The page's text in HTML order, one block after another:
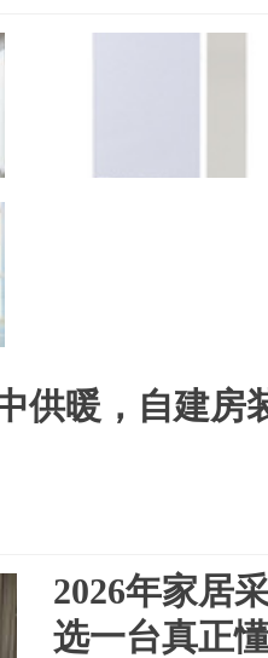
供暖，自建房
2026年家居
选一台真正